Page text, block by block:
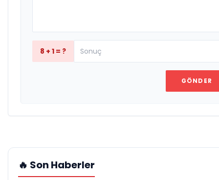
8 + 1 = ?
GÖNDER
🔥 Son Haberler